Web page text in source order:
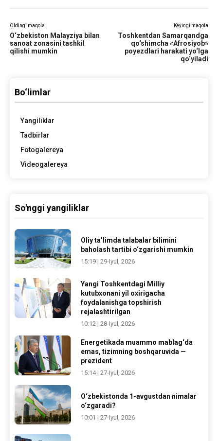
Oldingi maqola
O‘zbekiston Malayziya bilan
sanoat zonasini tashkil
qilishi mumkin
Keyingi maqola
Toshkentdan Samarqandga
qo‘shimcha «Afrosiyob»
poyezdlari harakati yo‘lga
qo‘yiladi
Bo‘limlar
Yangiliklar
Tadbirlar
Fotogalereya
Videogalereya
So'nggi yangiliklar
Oliy ta’limda talabalar bilimini
baholash tartibi o‘zgarishi mumkin
15:19 | 29-Iyul, 2026
Yangi Toshkentdagi Milliy
kutubxonani yil oxirigacha
foydalanishga topshirish
rejalashtirilgan
10:12 | 28-Iyul, 2026
Energetikada muammo mablag‘da
emas, tizimning boshqaruvida —
prezident
15:14 | 27-Iyul, 2026
O‘zbekistonda 1-avgustdan nimalar
o‘zgaradi?
10:01 | 27-Iyul, 2026